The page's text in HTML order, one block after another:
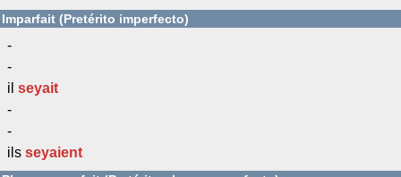
Imparfait (Pretérito imperfecto)
-
-
il seyait
-
-
ils seyaient